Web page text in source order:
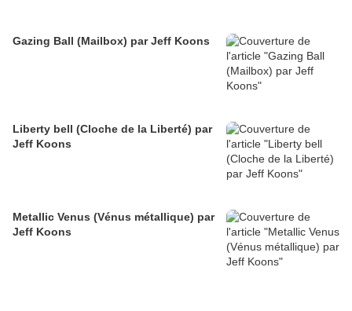
Gazing Ball (Mailbox) par Jeff Koons
Liberty bell (Cloche de la Liberté) par
Jeff Koons
Metallic Venus (Vénus métallique) par
Jeff Koons